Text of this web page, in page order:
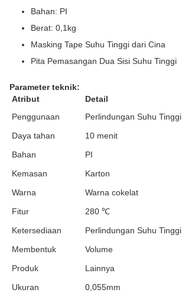
Bahan: PI
Berat: 0,1kg
Masking Tape Suhu Tinggi dari Cina
Pita Pemasangan Dua Sisi Suhu Tinggi
Parameter teknik:
Atribut
Detail
Penggunaan
Perlindungan Suhu Tinggi
Daya tahan
10 menit
Bahan
PI
Kemasan
Karton
Warna
Warna cokelat
Fitur
280 ℃
Ketersediaan
Perlindungan Suhu Tinggi
Membentuk
Volume
Produk
Lainnya
Ukuran
0,055mm